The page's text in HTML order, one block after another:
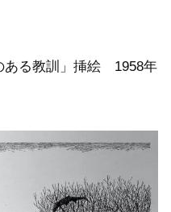
ある教訓」挿絵 1958年